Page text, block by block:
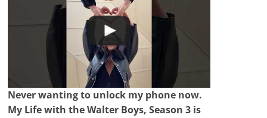
Never wanting to unlock my phone now.
My Life with the Walter Boys, Season 3 is